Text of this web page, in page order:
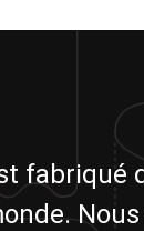
fabriqué